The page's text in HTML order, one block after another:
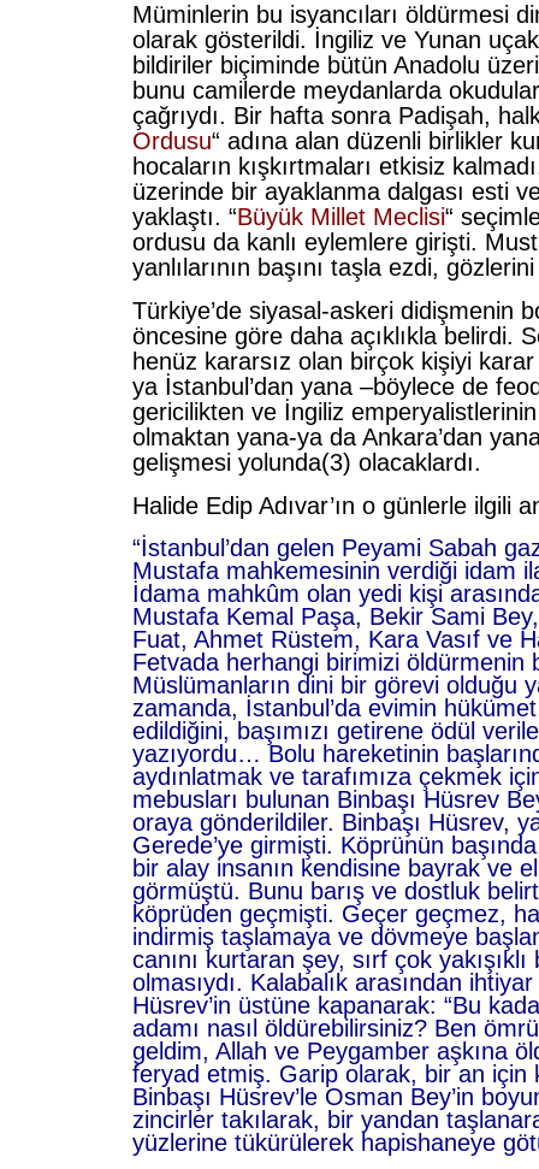
Müminlerin bu isyancıları öldürmesi
olarak gösterildi. İngiliz ve Yunan
bildiriler biçiminde bütün Anadolu
bunu camilerde meydanlarda
çağrıydı. Bir hafta sonra Padişah,
Ordusu“ adına alan düzenli birlikler
hocaların kışkırtmaları etkisiz
üzerinde bir ayaklanma dalgası esti
yaklaştı. “Büyük Millet Meclisi“
ordusu da kanlı eylemlere girişti.
yanlılarının başını taşla ezdi,
Türkiye’de siyasal-askeri didişmenin
öncesine göre daha açıklıkla belirdi.
henüz kararsız olan birçok kişiyi
ya İstanbul’dan yana –böylece de
gericilikten ve İngiliz
olmaktan yana-ya da Ankara’dan
gelişmesi yolunda(3) olacaklardı.
Halide Edip Adıvar’ın o günlerle ilgili
“İstanbul’dan gelen Peyami Sabah
Mustafa mahkemesinin verdiği idam
İdama mahkûm olan yedi kişi
Mustafa Kemal Paşa, Bekir Sami
Fuat, Ahmet Rüstem, Kara Vasıf ve
Fetvada herhangi birimizi öldürmenin
Müslümanların dini bir görevi olduğu
zamanda, İstanbul’da evimin
edildiğini, başımızı getirene ödül
yazıyordu… Bolu hareketinin
aydınlatmak ve tarafımıza çekmek
mebusları bulunan Binbaşı Hüsrev
oraya gönderildiler. Binbaşı Hüsrev,
Gerede’ye girmişti. Köprünün
bir alay insanın kendisine bayrak ve el
görmüştü. Bunu barış ve dostluk
köprüden geçmişti. Geçer geçmez,
indirmiş taşlamaya ve dövmeye
canını kurtaran şey, sırf çok
olmasıydı. Kalabalık arasından
Hüsrev’in üstüne kapanarak: “Bu
adamı nasıl öldürebilirsiniz? Ben
geldim, Allah ve Peygamber aşkına
feryad etmiş. Garip olarak, bir an için
Binbaşı Hüsrev’le Osman Bey’in
zincirler takılarak, bir yandan
yüzlerine tükürülerek hapishaneye